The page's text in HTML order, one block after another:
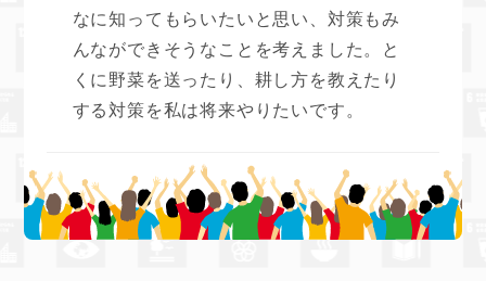
なに知ってもらいたいと思い、対策もみ
んなができそうなことを考えました。と
くに野菜を送ったり、耕し方を教えたり
する対策を私は将来やりたいです。